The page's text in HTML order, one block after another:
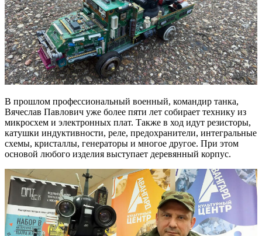
В прошлом профессиональный военный, командир танка,
Вячеслав Павлович уже более пяти лет собирает технику из
микросхем и электронных плат. Также в ход идут резисторы,
катушки индуктивности, реле, предохранители, интегральные
схемы, кристаллы, генераторы и многое другое. При этом
основой любого изделия выступает деревянный корпус.